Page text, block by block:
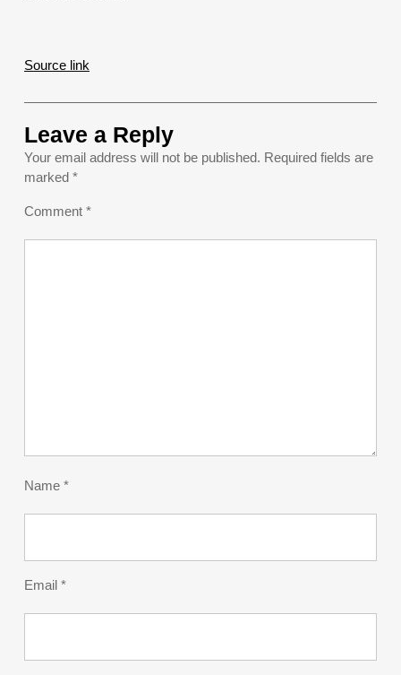
Source link
Leave a Reply
Your email address will not be published. Required fields are
marked *
Comment *
Name *
Email *